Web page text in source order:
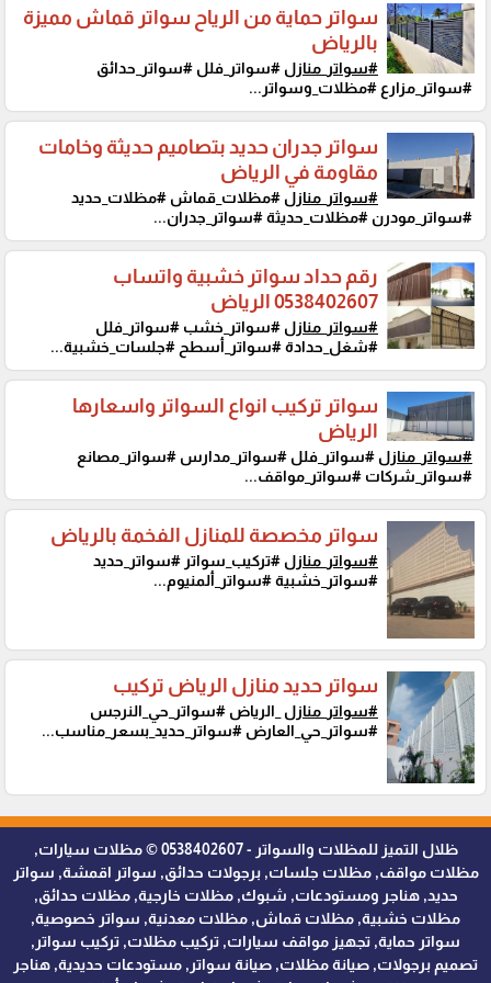
سواتر حماية من الرياح سواتر قماش مميزة
بالرياض
#سواتر_منازل #سواتر_فلل #سواتر_حدائق
#سواتر_مزارع #مظلات_وسواتر...
سواتر جدران حديد بتصاميم حديثة وخامات
مقاومة في الرياض
#سواتر_منازل #مظلات_قماش #مظلات_حديد
#سواتر_مودرن #مظلات_حديثة #سواتر_جدران...
رقم حداد سواتر خشبية واتساب
0538402607 الرياض
#سواتر_منازل #سواتر_خشب #سواتر_فلل
#شغل_حدادة #سواتر_أسطح #جلسات_خشبية...
سواتر تركيب انواع السواتر واسعارها
الرياض
#سواتر_منازل #سواتر_فلل #سواتر_مدارس #سواتر_مصانع
#سواتر_شركات #سواتر_مواقف...
سواتر مخصصة للمنازل الفخمة بالرياض
#سواتر_منازل #تركيب_سواتر #سواتر_حديد
#سواتر_خشبية #سواتر_ألمنيوم...
سواتر حديد منازل الرياض تركيب
#سواتر_منازل _الرياض #سواتر_حي_النرجس
#سواتر_حي_العارض #سواتر_حديد_بسعر_مناسب...
ظلال التميز للمظلات والسواتر - 0538402607 © مظلات سيارات,
مظلات مواقف, مظلات جلسات, برجولات حدائق, سواتر اقمشة, سواتر
حديد, هناجر ومستودعات, شبوك, مظلات خارجية, مظلات حدائق,
مظلات خشبية, مظلات قماش, مظلات معدنية, سواتر خصوصية,
سواتر حماية, تجهيز مواقف سيارات, تركيب مظلات, تركيب سواتر,
تصميم برجولات, صيانة مظلات, صيانة سواتر, مستودعات حديدية, هناجر